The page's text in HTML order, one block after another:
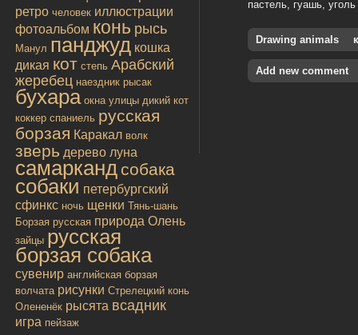
ретро человек иллюстрации
фотоальбом конь рысь
Манул панджуд кошка
дикая кот степь Арабский
жеребец наездник рысак
бухара окна улицы дикий кот
коккер спаниель русская
борзая Каракал волк
зверь дерево луна
самарканд собака
собаки петербургский
сфинкс ночь щенки Тянь-шань
Борзая русская природа Олень
зайцы русская
борзая собака
сувенир английская борзая
волчата рисунки Стрелецкий конь
Олененёк рысята всадник
игра пейзаж
пастель, гуашь,
Drawing animals
Add new comment